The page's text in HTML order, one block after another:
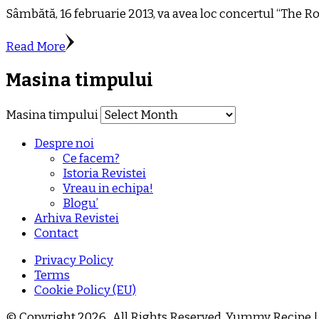
Sâmbătă, 16 februarie 2013, va avea loc concertul “The
Read More
Masina timpului
Masina timpului
Despre noi
Ce facem?
Istoria Revistei
Vreau in echipa!
Blogu’
Arhiva Revistei
Contact
Privacy Policy
Terms
Cookie Policy (EU)